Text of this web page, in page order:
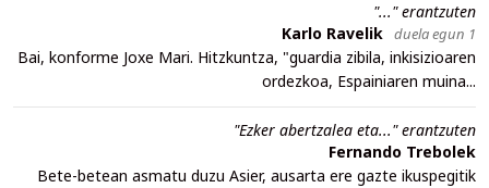
"..." erantzuten
Karlo Ravelik duela egun 1
Bai, konforme Joxe Mari. Hitzkuntza, "guardia zibila, inkisizioaren
ordezkoa, Espainiaren muina...
"Ezker abertzalea eta..." erantzuten
Fernando Trebolek
Bete-betean asmatu duzu Asier, ausarta ere gazte ikuspegitik